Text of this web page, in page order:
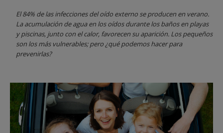
El 84% de las infecciones del oído externo se producen en verano.
La acumulación de agua en los oídos durante los baños en playas
y piscinas, junto con el calor, favorecen su aparición. Los pequeños
son los más vulnerables; pero ¿qué podemos hacer para
prevenirlas?